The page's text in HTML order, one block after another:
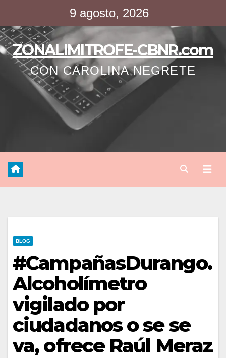
contenido
9 agosto, 2026
ZONALIMITROFE-CBNR.com
CON CAROLINA NEGRETE
BLOG
#CampañasDurango.
Alcoholímetro
vigilado por
ciudadanos o se se
va, ofrece Raúl Meraz